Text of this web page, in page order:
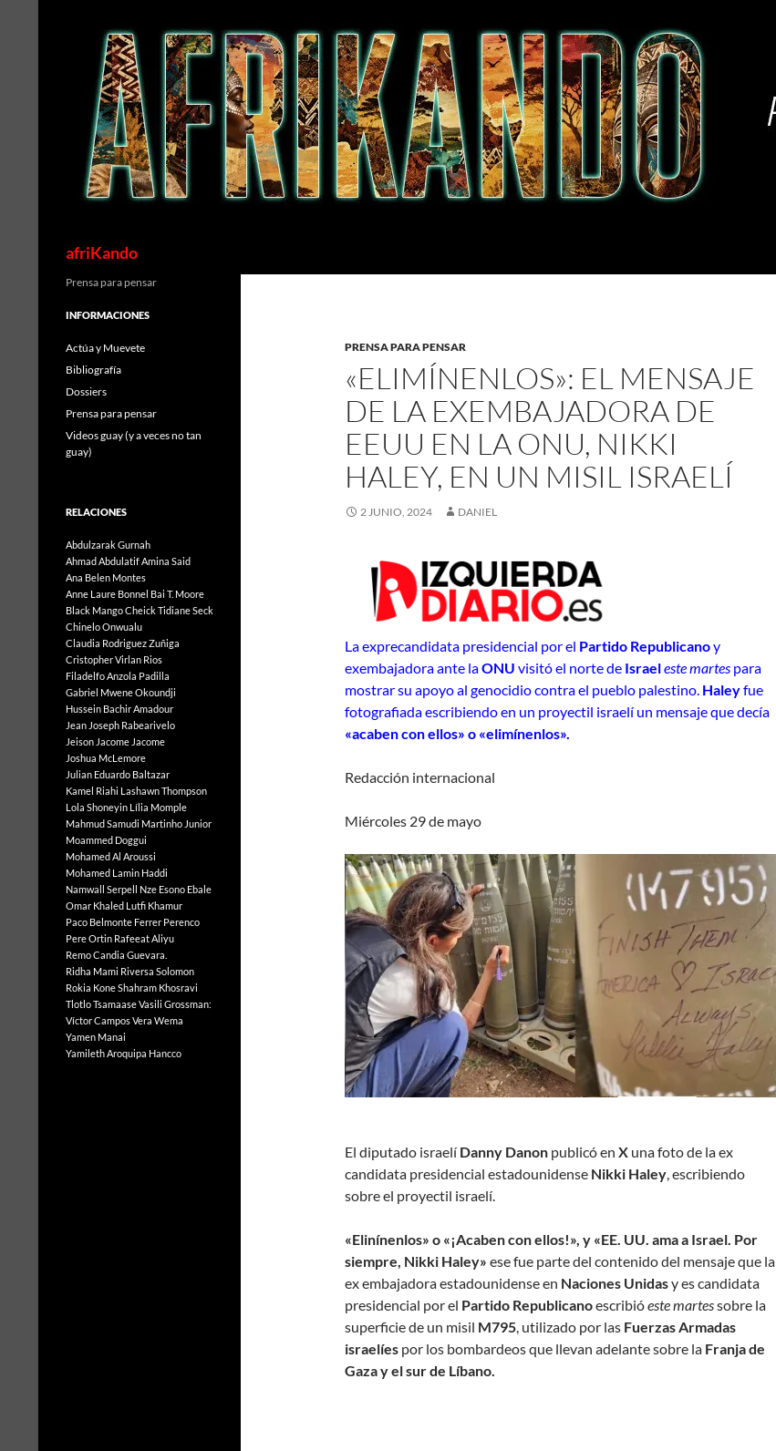
afriKando
PRENSA PARA PENSAR
«ELIMÍNENLOS»: EL MENSAJE
DE LA EXEMBAJADORA DE
EEUU EN LA ONU, NIKKI
HALEY, EN UN MISIL ISRAELÍ
2 JUNIO, 2024 DANIEL
La exprecandidata presidencial por el Partido Republicanoy
exembajadora ante laONU visitó el norte de Israeleste martes para
mostrar su apoyo al genocidio contra el pueblo palestino. Haleyfue
fotografiada escribiendo en un proyectil israelí un mensaje que decía
«acaben con ellos» o «elimínenlos».
Redacción internacional
Miércoles 29 de mayo
El diputado israelí Danny Danon publicó en X una foto de la ex
candidata presidencial estadounidense Nikki Haley, escribiendo
sobre el proyectil israelí.
«Elinínenlos» o «¡Acaben con ellos!», y «EE. UU. ama a Israel. Por
siempre, Nikki Haley» ese fue parte del contenido del mensaje que la
ex embajadora estadounidense en Naciones Unidasy es candidata
presidencial por el Partido Republicanoescribióeste martessobre la
superficie de un misil M795, utilizado por las Fuerzas Armadas
israelíes por los bombardeos que llevan adelante sobre la Franja de
Gaza y el sur de Líbano.
Prensa para pensar
INFORMACIONES
Actúa y Muevete
Bibliografía
Dossiers
Prensa para pensar
Videos guay (y a veces no tan
guay)
RELACIONES
Abdulzarak Gurnah
Ahmad AbdulatifAmina Said
Ana Belen Montes
Anne Laure Bonnel Bai T. Moore
Black MangoCheick Tidiane Seck
Chinelo Onwualu
Claudia Rodriguez Zuñiga
Cristopher Virlan Rios
Filadelfo Anzola Padilla
Gabriel Mwene Okoundji
Hussein Bachir Amadour
Jean Joseph Rabearivelo
Jeison Jacome Jacome
Joshua McLemore
Julian Eduardo Baltazar
Kamel Riahi Lashawn Thompson
Lola Shoneyin Lília Momple
Mahmud Samudi Martinho Junior
Moammed Doggui
Mohamed Al Aroussi
Mohamed Lamin Haddi
Namwall Serpell Nze Esono Ebale
Omar Khaled Lutfi Khamur
Paco Belmonte Ferrer Perenco
Pere Ortin Rafeeat Aliyu
Remo Candia Guevara.
Ridha Mami Riversa Solomon
Rokia KoneShahram Khosravi
Tlotlo TsamaaseVasili Grossman:
Víctor Campos Vera Wema
Yamen Manai
Yamileth Aroquipa Hancco